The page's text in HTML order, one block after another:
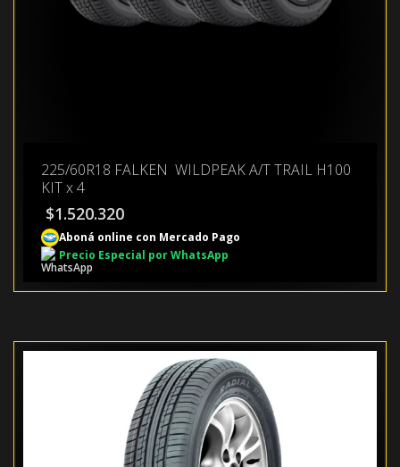
225/60R18 FALKEN WILDPEAK A/T TRAIL H100
KIT x 4
$1.520.320
Aboná online con Mercado Pago
Precio Especial por WhatsApp